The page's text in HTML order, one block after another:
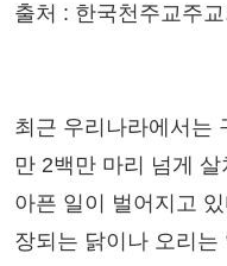
출처 : 한국천주교주
최근 우리나라에서는
만 2백만 마리 넘게
아픈 일이 벌어지고
장되는 닭이나 오리